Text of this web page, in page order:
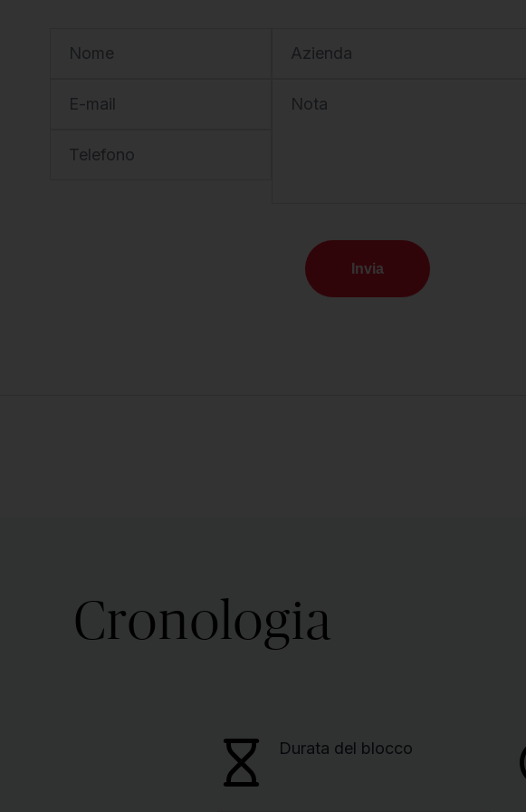
Nome
E-mail
Telefono
Azienda
Nota
Invia
Cronologia
Durata del blocco